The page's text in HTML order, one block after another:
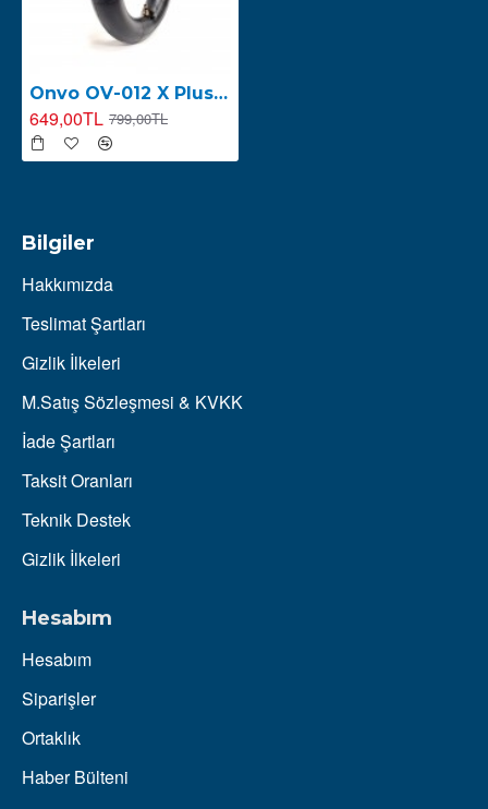
Onvo OV-012 X Plus (2023) İç Lastik 10X2.50
649,00TL 799,00TL
Bilgiler
Hakkımızda
Teslimat Şartları
Gizlik İlkeleri
M.Satış Sözleşmesi & KVKK
İade Şartları
Taksit Oranları
Teknik Destek
Gizlik İlkeleri
Hesabım
Hesabım
Siparişler
Ortaklık
Haber Bülteni